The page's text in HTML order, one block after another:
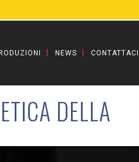
NEWS CONTATTACI
DELLA